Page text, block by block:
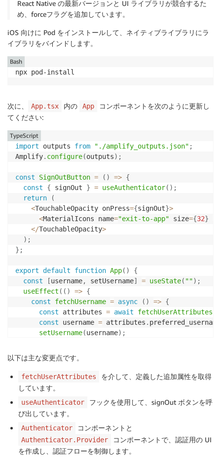
React Native の最新バージョンと UI ライブラリが競合するた
め、forceフラグを追加しています。
iOS 向けに Pod をインストールして、ネイティブライブラリにラ
イブラリをバインドします。
npx pod-install
Bash
次に、 App.tsx 内の App
コンポーネントを次のように更新し
てください:
import outputs from "./amplify_outputs.json" ;
Amplify. configure(outputs) ;
const SignOutButton = ( ) => {
const
{ signOut } = useAuthenticator( ) ;
return
(
<TouchableOpacity onPress={signOut}>
<MaterialIcons name="exit-to-app" size={32}
</TouchableOpacity>
) ;
} ;
export default function App( )
{
const
[username, setUsername] = useState( "") ;
useEffect ( ( ) => {
const
fetchUsername = async ( ) => {
const attributes = await fetchUserAttributes
const username = attributes .
setUsername(username) ;
fetchUsername
}
[])
;
return (
<
Authenticator
<SafeAreaView style={styles.container }>
< KeyboardAvoidingView behavior
<View style={styles
Text style ={ styles . headerIcon}> ✈️< /
Text style { styles
SignOutButton /
TypeScript
以下は主な変更点です。
fetchUserAttributes
を介して、定義した追加属性を取得
しています。
useAuthenticator
フックを使用して、signOut ボタンを呼
び出しています。
Authenticator コンポーネントと
Authenticator.Provider
コンポーネントで、認証用の UI
を作成し、認証フローを制御します。